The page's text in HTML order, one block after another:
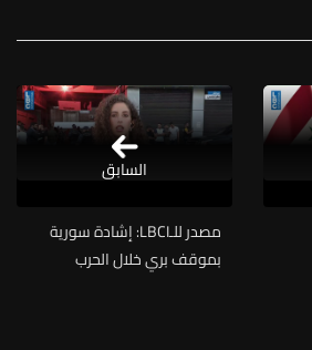
مصدر للـLBCI: إشادة سورية
بموقف بري خلال الحرب
السابق